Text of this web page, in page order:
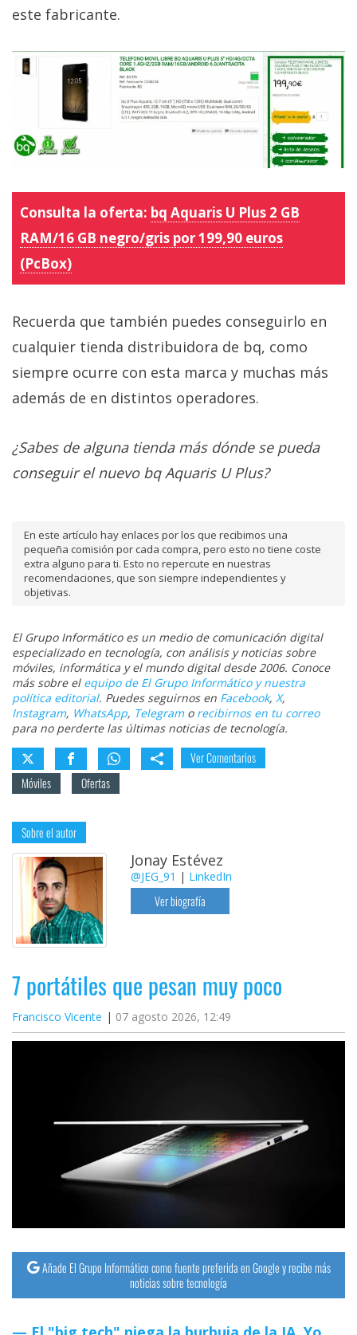
este fabricante.
Consulta la oferta: bq Aquaris U Plus 2 GB
RAM/16 GB negro/gris por 199,90 euros
(PcBox)
Recuerda que también puedes conseguirlo en
cualquier tienda distribuidora de bq, como
siempre ocurre con esta marca y muchas más
además de en distintos operadores.
¿Sabes de alguna tienda más dónde se pueda
conseguir el nuevo bq Aquaris U Plus?
En este artículo hay enlaces por los que recibimos una
pequeña comisión por cada compra, pero esto no tiene coste
extra alguno para ti. Esto no repercute en nuestras
recomendaciones, que son siempre independientes y
objetivas.
El Grupo Informático es un medio de comunicación digital
especializado en tecnología, con análisis y noticias sobre
móviles, informática y el mundo digital desde 2006. Conoce
más sobre el equipo de El Grupo Informático y nuestra
política editorial. Puedes seguirnos en Facebook, X,
Instagram, WhatsApp, Telegramo recibirnos en tu correo
para no perderte las últimas noticias de tecnología.
Ver Comentarios
Móviles
Ofertas
Sobre el autor
Jonay Estévez
@JEG_91 | LinkedIn
Ver biografía
7 portátiles que pesan muy poco
Francisco Vicente 07 agosto 2026, 12:49
Añade El Grupo Informático como fuente preferida en Google y recibe más
noticias sobre tecnología